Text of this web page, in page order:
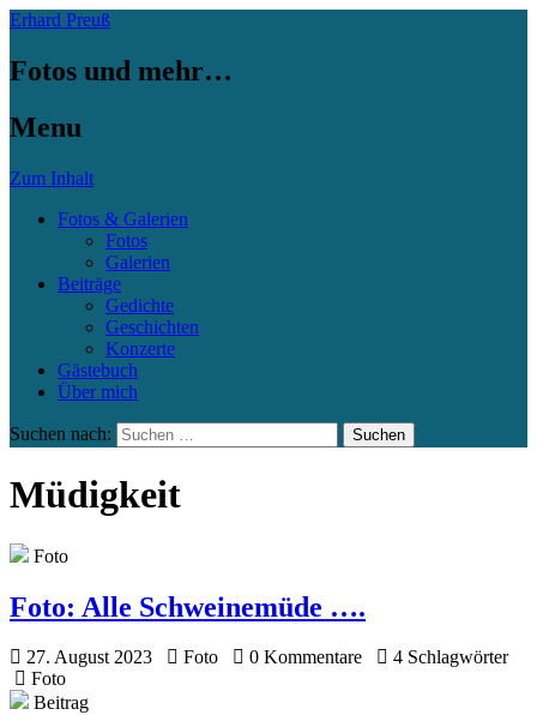
Erhard Preuß
Fotos und mehr…
Menu
Zum Inhalt
Fotos & Galerien
Fotos
Galerien
Beiträge
Gedichte
Geschichten
Konzerte
Gästebuch
Über mich
Suchen nach:
Müdigkeit
Foto
Foto: Alle Schweinemüde ….
27. August 2023 Foto 0 Kommentare
4 Schlagwörter
Foto
Beitrag